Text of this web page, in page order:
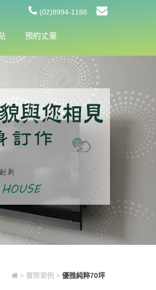
(02)8994-1188
預約丈量
> 實際案例 > 優雅純粹70坪